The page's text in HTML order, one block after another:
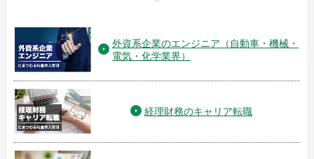
外資系企業のエンジニア（自動車・機械・
電気・化学業界）
経理財務のキャリア転職